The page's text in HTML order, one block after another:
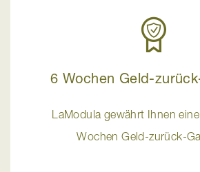
6 Wochen Geld-
LaModula gewährt Ihnen
Wochen Geld-zurück-